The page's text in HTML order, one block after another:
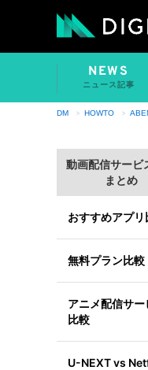
NEWS
ニュース記事
DM HOWTO
動画配信サービ
まとめ
おすすめアプリ
無料プラン比較
アニメ配信サー
比較
U-NEXT vs